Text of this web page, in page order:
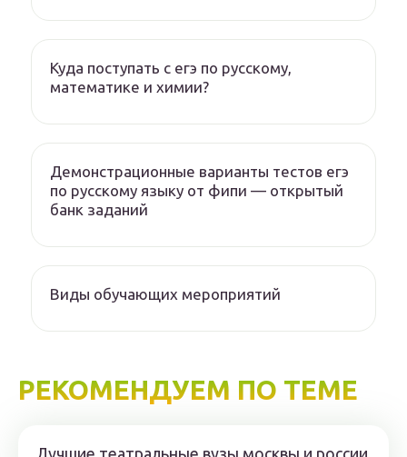
Куда поступать с егэ по русскому,
математике и химии?
Демонстрационные варианты тестов егэ
по русскому языку от фипи — открытый
банк заданий
Виды обучающих мероприятий
РЕКОМЕНДУЕМ ПО ТЕМЕ
Лучшие театральные вузы москвы и россии